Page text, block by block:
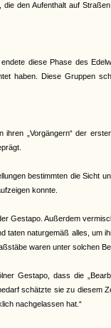
den Aufenthalt auf
diese Phase des
haben. Diese Gruppen
„Vorgängern“ der
bestimmten die Sicht
konnte.
Gestapo. Außerdem
taten naturgemäß alles, um
waren unter solchen
Gestapo, dass die
schätzte sie zu diesem
nachgelassen hat.“